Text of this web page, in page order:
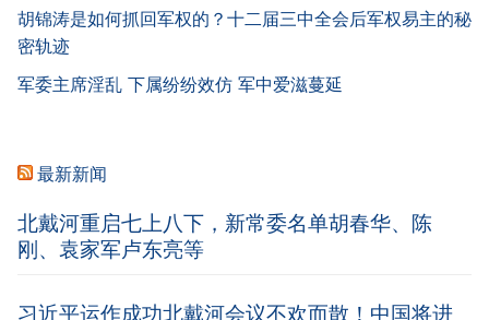
胡锦涛是如何抓回军权的？十二届三中全会后军权易主的秘
密轨迹
军委主席淫乱 下属纷纷效仿 军中爱滋蔓延
最新新闻
北戴河重启七上八下，新常委名单胡春华、陈
刚、袁家军卢东亮等
习近平运作成功北戴河会议不欢而散！中国将进